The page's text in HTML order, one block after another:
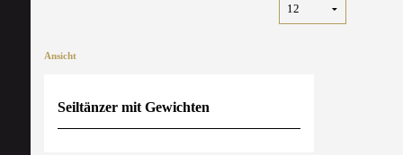
Ansicht
Seiltänzer mit Gewichten